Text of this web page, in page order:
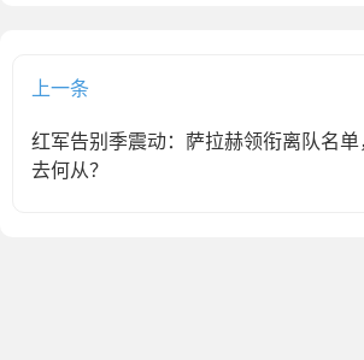
上一条
红军告别季震动：萨拉赫领衔离队名
去何从？